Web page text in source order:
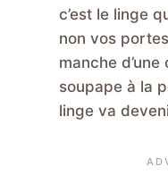
c’est le linge
non vos
manche
soupape à la
linge va